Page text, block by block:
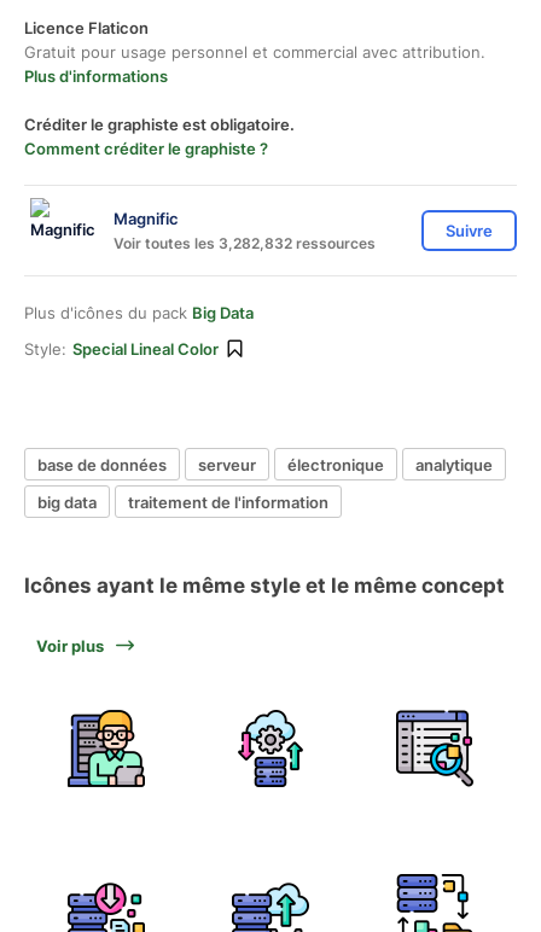
Licence Flaticon
Gratuit pour usage personnel et commercial avec attribution.
Plus d'informations
Créditer le graphiste est obligatoire.
Comment créditer le graphiste ?
Magnific
Voir toutes les 3,282,832 ressources
Suivre
Plus d'icônes du pack Big Data
Style: Special Lineal Color
base de données serveur électronique
analytique
big data
traitement de l'information
Icônes ayant le même style et le même concept
Voir plus